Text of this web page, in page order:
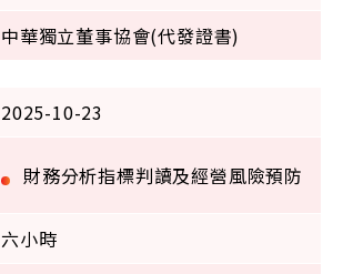
中華獨立董事協會(代發證書)
2025-10-23
財務分析指標判讀及經營風險預防
六小時